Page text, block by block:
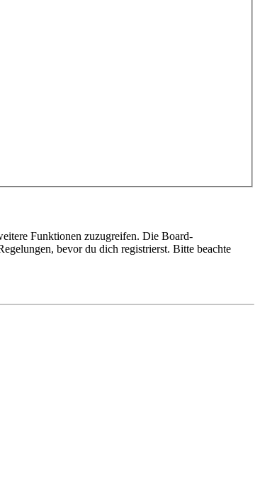
Funktionen zuzugreifen. Die Board-
bevor du dich registrierst. Bitte beachte